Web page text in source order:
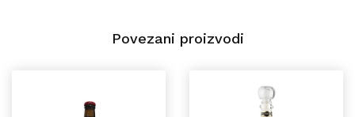
Povezani proizvodi